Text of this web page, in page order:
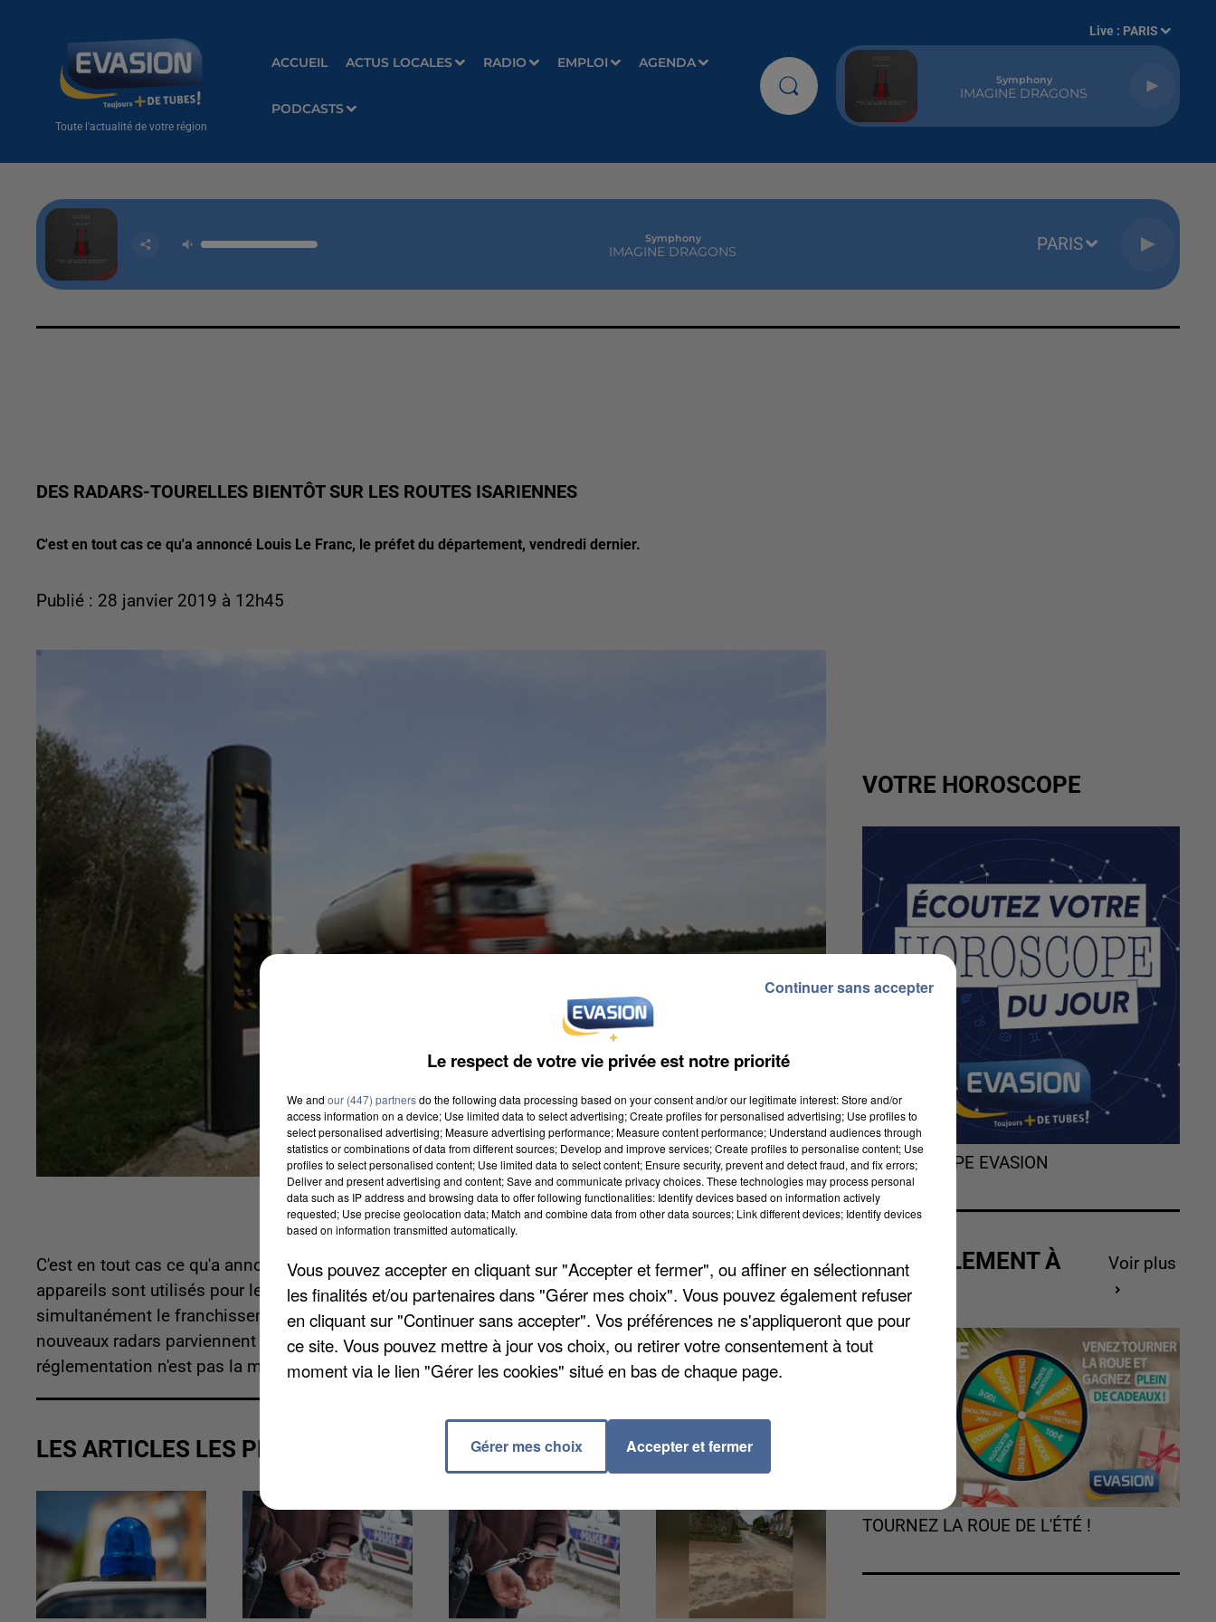
Toute l'actualité de votre région
ACCUEIL ACTUS LOCALES RADIO EMPLOI AGENDA
PODCASTS
Live : PARIS
Symphony
IMAGINE DRAGONS
Symphony
IMAGINE DRAGONS PARIS
DES RADARS-TOURELLES BIENTÔT SUR LES ROUTES ISARIENNES
C'est en tout cas ce qu'a annoncé Louis Le Franc, le préfet du département, vendredi dernier.
Publié : 28 janvier 2019 à 12h45
C'est en tout cas ce qu'a annoncé Louis Le Franc, le préfet du département, vendredi dernier. Ces
appareils sont utilisés pour le contrôle de la vitesse mais ils peuvent également contrôler
simultanément le franchissement de feu rouge ou de passage à niveau. Autre caractéristiques ces
nouveaux radars parviennent à distinguer les véhicules légers des poids-lourds, pour lesquels la
réglementation n'est pas la même sur tous les axes.
LES ARTICLES LES PLUS VUS
VOTRE HOROSCOPE
L'HOROSCOPE EVASION
ACTUELLEMENT À
GAGNER
Voir plus
TOURNEZ LA ROUE DE L'ÉTÉ !
Le respect de votre vie privée est notre priorité
We and our (447) partnersdo the following data processing based on your consent and/or our legitimate interest: Store and/or
access information on a device; Use limited data to select advertising; Create profiles for personalised advertising; Use profiles to
select personalised advertising; Measure advertising performance; Measure content performance; Understand audiences through
statistics or combinations of data from different sources; Develop and improve services; Create profiles to personalise content; Use
profiles to select personalised content; Use limited data to select content; Ensure security, prevent and detect fraud, and fix errors;
Deliver and present advertising and content; Save and communicate privacy choices. These technologies may process personal
data such as IP address and browsing data to offer following functionalities: Identify devices based on information actively
requested; Use precise geolocation data; Match and combine data from other data sources; Link different devices; Identify devices
based on information transmitted automatically.
Vous pouvez accepter en cliquant sur "Accepter et fermer", ou affiner en sélectionnant
les finalités et/ou partenaires dans "Gérer mes choix". Vous pouvez également refuser
en cliquant sur "Continuer sans accepter". Vos préférences ne s'appliqueront que pour
ce site. Vous pouvez mettre à jour vos choix, ou retirer votre consentement à tout
moment via le lien "Gérer les cookies" situé en bas de chaque page.
Gérer mes choix Accepter et fermer
Continuer sans accepter